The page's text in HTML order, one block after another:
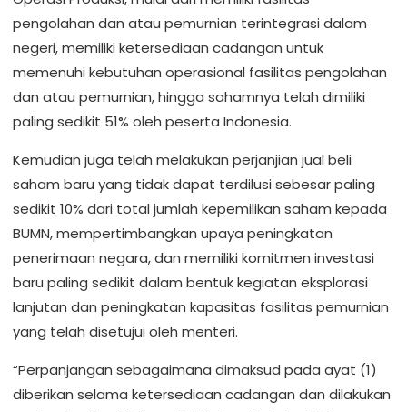
pengolahan dan atau pemurnian terintegrasi dalam
negeri, memiliki ketersediaan cadangan untuk
memenuhi kebutuhan operasional fasilitas pengolahan
dan atau pemurnian, hingga sahamnya telah dimiliki
paling sedikit 51% oleh peserta Indonesia.
Kemudian juga telah melakukan perjanjian jual beli
saham baru yang tidak dapat terdilusi sebesar paling
sedikit 10% dari total jumlah kepemilikan saham kepada
BUMN, mempertimbangkan upaya peningkatan
penerimaan negara, dan memiliki komitmen investasi
baru paling sedikit dalam bentuk kegiatan eksplorasi
lanjutan dan peningkatan kapasitas fasilitas pemurnian
yang telah disetujui oleh menteri.
“Perpanjangan sebagaimana dimaksud pada ayat (1)
diberikan selama ketersediaan cadangan dan dilakukan